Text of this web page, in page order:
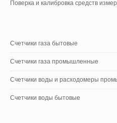
Поверка и калибровка средств
Счетчики газа бытовые
Счетчики газа промышленные
Cчетчики воды и расходомеры
Счетчики воды бытовые